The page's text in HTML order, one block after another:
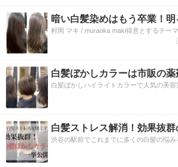
村岡 マキ / muraoka maki得意とするテー
白髪ぼかしハイライトカラーで人気の美容
渋谷の駅前でこれまでに多くの白髪の悩み